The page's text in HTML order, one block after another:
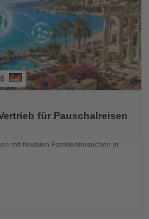
für Pauschalreisen
mit flexiblen Familienbesuchen in